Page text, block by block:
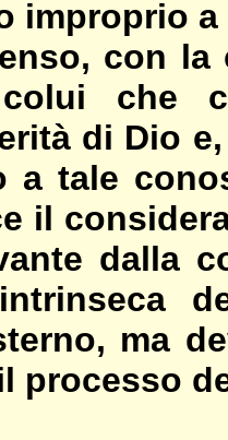
improprio
con la
che
di Dio
a tale
il
dalla
intrinseca
ma
processo